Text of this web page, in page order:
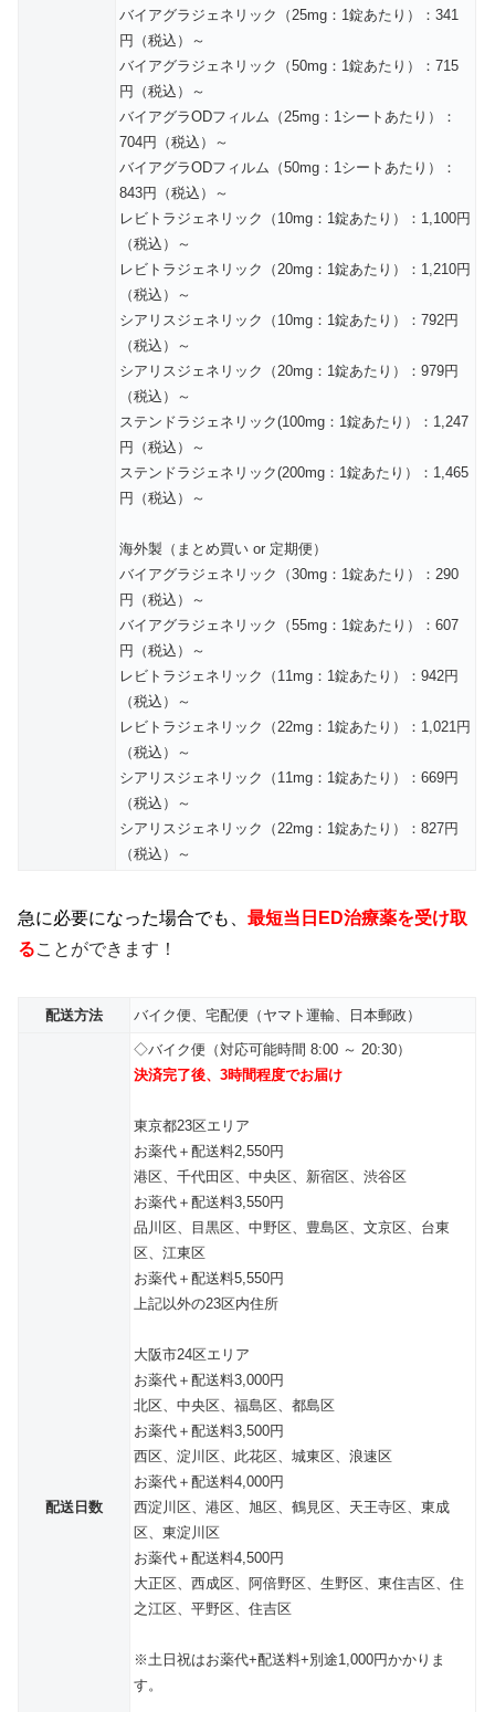
バイアグラジェネリック（25mg：1錠あたり）：341
円（税込）～
バイアグラジェネリック（50mg：1錠あたり）：715
円（税込）～
バイアグラODフィルム（25mg：1シートあたり）：
704円（税込）～
バイアグラODフィルム（50mg：1シートあたり）：
843円（税込）～
レビトラジェネリック（10mg：1錠あたり）：1,100円
（税込）～
レビトラジェネリック（20mg：1錠あたり）：1,210円
（税込）～
シアリスジェネリック（10mg：1錠あたり）：792円
（税込）～
シアリスジェネリック（20mg：1錠あたり）：979円
（税込）～
ステンドラジェネリック(100mg：1錠あたり）：1,247
円（税込）～
ステンドラジェネリック(200mg：1錠あたり）：1,465
円（税込）～
海外製（まとめ買い or 定期便）
バイアグラジェネリック（30mg：1錠あたり）：290
円（税込）～
バイアグラジェネリック（55mg：1錠あたり）：607
円（税込）～
レビトラジェネリック（11mg：1錠あたり）：942円
（税込）～
レビトラジェネリック（22mg：1錠あたり）：1,021円
（税込）～
シアリスジェネリック（11mg：1錠あたり）：669円
（税込）～
シアリスジェネリック（22mg：1錠あたり）：827円
（税込）～
急に必要になった場合でも、 最短当日ED治療薬を受け取
ることができます！
配送方法 バイク便、宅配便（ヤマト運輸、日本郵政）
配送日数
◇バイク便（対応可能時間 8:00 ～ 20:30）
決済完了後、3時間程度でお届け
東京都23区エリア
お薬代＋配送料2,550円
港区、千代田区、中央区、新宿区、渋谷区
お薬代＋配送料3,550円
品川区、目黒区、中野区、豊島区、文京区、台東
区、江東区
お薬代＋配送料5,550円
上記以外の23区内住所
大阪市24区エリア
お薬代＋配送料3,000円
北区、中央区、福島区、都島区
お薬代＋配送料3,500円
西区、淀川区、此花区、城東区、浪速区
お薬代＋配送料4,000円
西淀川区、港区、旭区、鶴見区、天王寺区、東成
区、東淀川区
お薬代＋配送料4,500円
大正区、西成区、阿倍野区、生野区、東住吉区、住
之江区、平野区、住吉区
※土日祝はお薬代+配送料+別途1,000円かかりま
す。